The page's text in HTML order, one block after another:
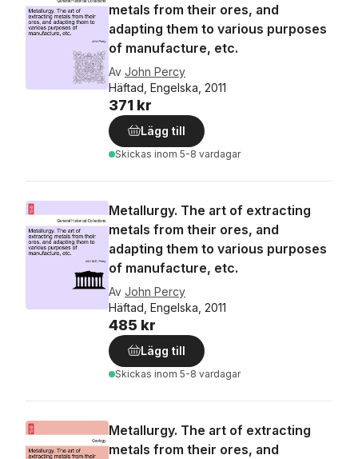
metals from their ores, and
adapting them to various purposes
of manufacture, etc.
Av John Percy
Häftad, Engelska, 2011
371 kr
Lägg till
Skickas inom 5-8 vardagar
Metallurgy. The art of extracting
metals from their ores, and
adapting them to various purposes
of manufacture, etc.
Av John Percy
Häftad, Engelska, 2011
485 kr
Lägg till
Skickas inom 5-8 vardagar
Metallurgy. The art of extracting
metals from their ores, and